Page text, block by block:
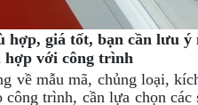
hợp, giá tốt, bạn cần lưu ý
hợp với công trình
về mẫu mã, chủng loại,
công trình, cần lựa chọn